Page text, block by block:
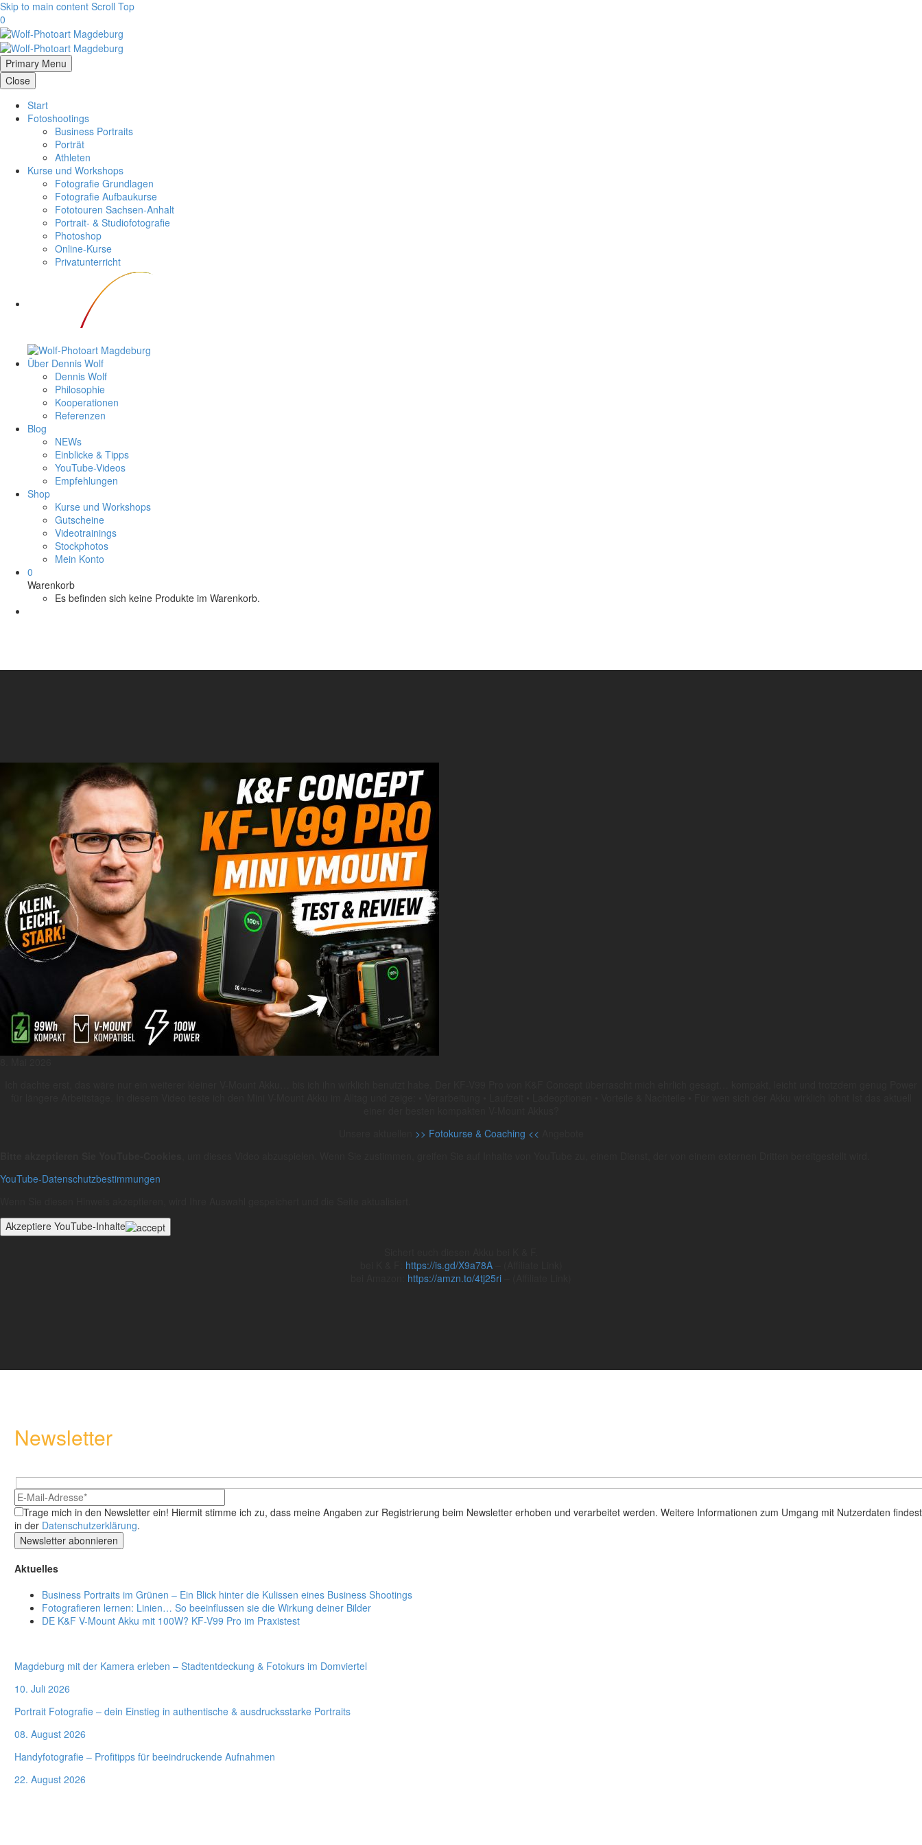
Skip to main content Scroll Top
0
Primary Menu
Close
Start
Fotoshootings
Business Portraits
Porträt
Athleten
Kurse und Workshops
Fotografie Grundlagen
Fotografie Aufbaukurse
Fototouren Sachsen-Anhalt
Portrait- & Studiofotografie
Photoshop
Online-Kurse
Privatunterricht
Über Dennis Wolf
Dennis Wolf
Philosophie
Kooperationen
Referenzen
Blog
NEWs
Einblicke & Tipps
YouTube-Videos
Empfehlungen
Shop
Kurse und Workshops
Gutscheine
Videotrainings
Stockphotos
Mein Konto
0
Warenkorb
Es befinden sich keine Produkte im Warenkorb.
>> Fotokurse & Coaching <<
YouTube-Datenschutzbestimmungen
Akzeptiere YouTube-Inhalte
https://is.gd/X9a78A– (Affiliate Link)
https://amzn.to/4tj25ri
Newsletter
Hidden
fields
Trage mich in den Newsletter ein! Hiermit stimme ich zu, dass meine Angaben zur Registrierung beim Newsletter erhoben und verarbeitet werden. Weitere Informationen zum Umgang mit Nutzerdaten
in der Datenschutzerklärung.
Aktuelles
Business Portraits im Grünen – Ein Blick hinter die Kulissen eines Business Shootings
Fotografieren lernen: Linien… So beeinflussen sie die Wirkung deiner Bilder
DE K&F V-Mount Akku mit 100W? KF-V99 Pro im Praxistest
Magdeburg mit der Kamera erleben – Stadtentdeckung & Fotokurs im Domviertel
10. Juli 2026
Portrait Fotografie – dein Einstieg in authentische & ausdrucksstarke Portraits
08. August 2026
Handyfotografie – Profitipps für beeindruckende Aufnahmen
22. August 2026